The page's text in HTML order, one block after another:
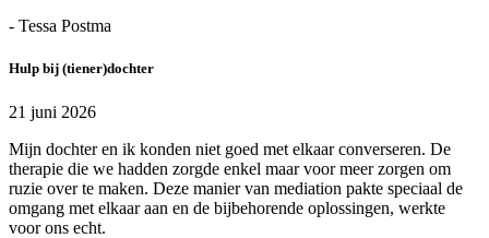
- Tessa Postma
Hulp bij (tiener)dochter
21 juni 2026
Mijn dochter en ik konden niet goed met elkaar converseren. De
therapie die we hadden zorgde enkel maar voor meer zorgen om
ruzie over te maken. Deze manier van mediation pakte speciaal de
omgang met elkaar aan en de bijbehorende oplossingen, werkte
voor ons echt.